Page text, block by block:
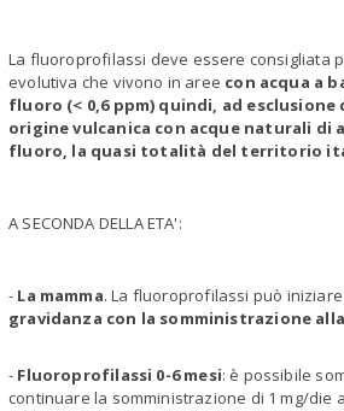
La fluoroprofilassi deve essere consigliata
evolutiva che vivono in aree con acqua a
fluoro (< 0,6 ppm) quindi, ad esclusione
origine vulcanica con acque naturali di
fluoro, la quasi totalità del territorio
A SECONDA DELLA ETA':
- La mamma. La fluoroprofilassi può iniziare
gravidanza con la somministrazione
- Fluoroprofilassi 0-6 mesi: è possibile
continuare la somministrazione di 1 mg/die